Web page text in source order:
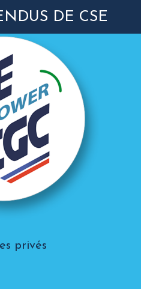
DE CSE
privés